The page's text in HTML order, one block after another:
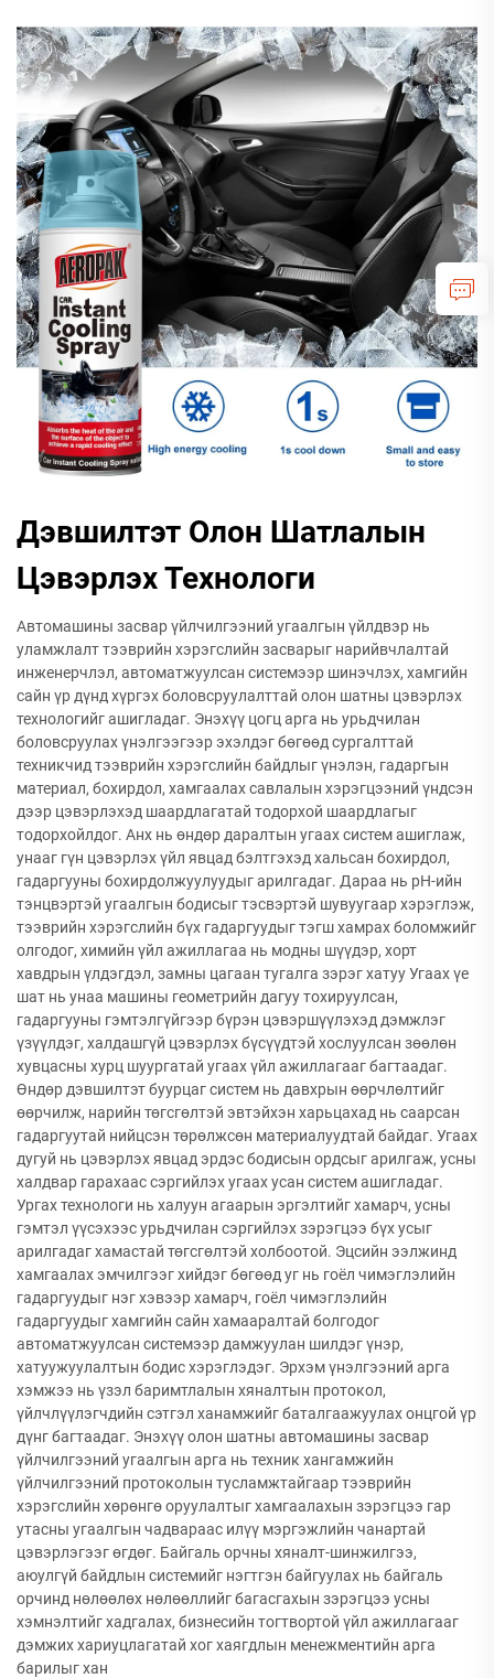
Дэвшилтэт Олон Шатлалын
Цэвэрлэх Технологи
Автомашины засвар үйлчилгээний угаалгын үйлдвэр нь
уламжлалт тээврийн хэрэгслийн засварыг нарийвчлалтай
инженерчлэл, автоматжуулсан системээр шинэчлэх, хамгийн
сайн үр дүнд хүргэх боловсруулалттай олон шатны цэвэрлэх
технологийг ашигладаг. Энэхүү цогц арга нь урьдчилан
боловсруулах үнэлгээгээр эхэлдэг бөгөөд сургалттай
техникчид тээврийн хэрэгслийн байдлыг үнэлэн, гадаргын
материал, бохирдол, хамгаалах савлалын хэрэгцээний үндсэн
дээр цэвэрлэхэд шаардлагатай тодорхой шаардлагыг
тодорхойлдог. Анх нь өндөр даралтын угаах систем ашиглаж,
унааг гүн цэвэрлэх үйл явцад бэлтгэхэд хальсан бохирдол,
гадаргууны бохирдолжуулуудыг арилгадаг. Дараа нь pH-ийн
тэнцвэртэй угаалгын бодисыг тэсвэртэй шувуугаар хэрэглэж,
тээврийн хэрэгслийн бүх гадаргуудыг тэгш хамрах боломжийг
олгодог, химийн үйл ажиллагаа нь модны шүүдэр, хорт
хавдрын үлдэгдэл, замны цагаан тугалга зэрэг хатуу Угаах үе
шат нь унаа машины геометрийн дагуу тохируулсан,
гадаргууны гэмтэлгүйгээр бүрэн цэвэршүүлэхэд дэмжлэг
үзүүлдэг, халдашгүй цэвэрлэх бүсүүдтэй хослуулсан зөөлөн
хувцасны хурц шуургатай угаах үйл ажиллагааг багтаадаг.
Өндөр дэвшилтэт буурцаг систем нь давхрын өөрчлөлтийг
өөрчилж, нарийн төгсгөлтэй эвтэйхэн харьцахад нь саарсан
гадаргуутай нийцсэн төрөлжсөн материалуудтай байдаг. Угаах
дугуй нь цэвэрлэх явцад эрдэс бодисын ордсыг арилгаж, усны
халдвар гарахаас сэргийлэх угаах усан систем ашигладаг.
Ургах технологи нь халуун агаарын эргэлтийг хамарч, усны
гэмтэл үүсэхээс урьдчилан сэргийлэх зэрэгцээ бүх усыг
арилгадаг хамастай төгсгөлтэй холбоотой. Эцсийн ээлжинд
хамгаалах эмчилгээг хийдэг бөгөөд уг нь гоёл чимэглэлийн
гадаргуудыг нэг хэвээр хамарч, гоёл чимэглэлийн
гадаргуудыг хамгийн сайн хамааралтай болгодог
автоматжуулсан системээр дамжуулан шилдэг үнэр,
хатуужуулалтын бодис хэрэглэдэг. Эрхэм үнэлгээний арга
хэмжээ нь үзэл баримтлалын хяналтын протокол,
үйлчлүүлэгчдийн сэтгэл ханамжийг баталгаажуулах онцгой үр
дүнг багтаадаг. Энэхүү олон шатны автомашины засвар
үйлчилгээний угаалгын арга нь техник хангамжийн
үйлчилгээний протоколын тусламжтайгаар тээврийн
хэрэгслийн хөрөнгө оруулалтыг хамгаалахын зэрэгцээ гар
утасны угаалгын чадвараас илүү мэргэжлийн чанартай
цэвэрлэгээг өгдөг. Байгаль орчны хяналт-шинжилгээ,
аюулгүй байдлын системийг нэгтгэн байгуулах нь байгаль
орчинд нөлөөлөх нөлөөллийг багасгахын зэрэгцээ усны
хэмнэлтийг хадгалах, бизнесийн тогтвортой үйл ажиллагааг
дэмжих хариуцлагатай хог хаягдлын менежментийн арга
барилыг хан